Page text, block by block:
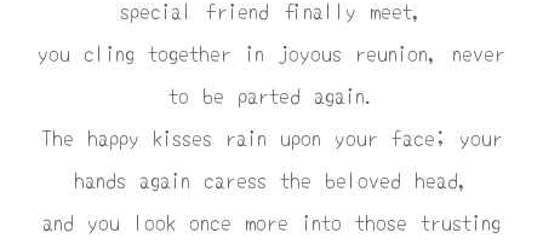
special friend finally meet,
you cling together in joyous reunion, never
to be parted again.
The happy kisses rain upon your face; your
hands again caress the beloved head,
and you look once more into those trusting